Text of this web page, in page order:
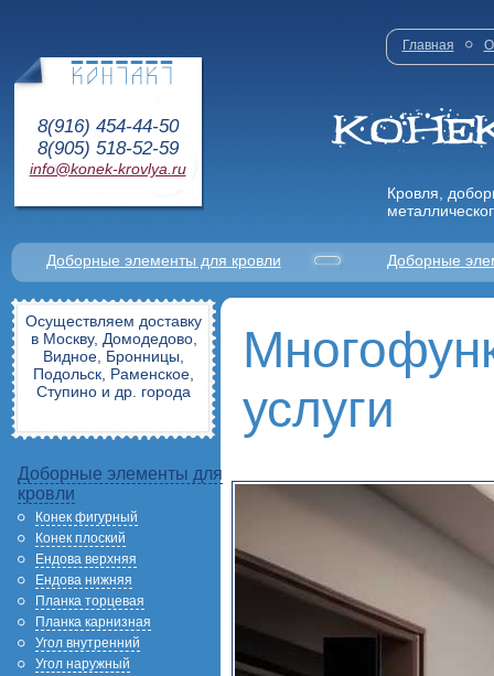
8(916) 454-44-50
8(905) 518-52-59
info@konek-krovlya.ru
Главная О
Кровля,
Доборные элементы для кровли Доборные
Осуществляем доставку
в Москву, Домодедово,
Видное, Бронницы,
Подольск, Раменское,
Ступино и др. города
Доборные элементы для
кровли
Конек фигурный
Конек плоский
Ендова верхняя
Ендова нижняя
Планка торцевая
Планка карнизная
Угол внутренний
Угол наружный
услуги